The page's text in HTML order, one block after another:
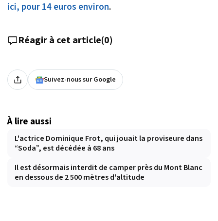
ici, pour 14 euros environ.
Réagir à cet article(0)
Suivez-nous sur Google
À lire aussi
L'actrice Dominique Frot, qui jouait la proviseure dans
“Soda”, est décédée à 68 ans
Il est désormais interdit de camper près du Mont Blanc
en dessous de 2 500 mètres d'altitude